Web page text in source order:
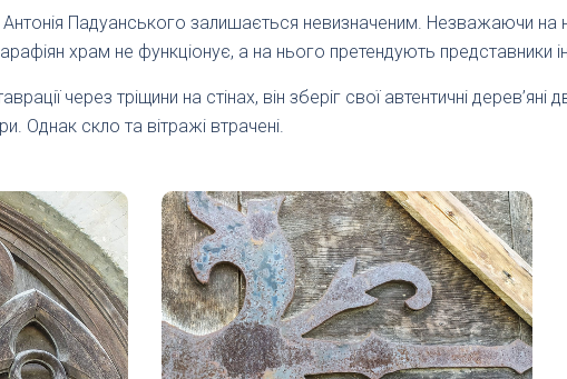
Падуанського залишається невизначеним. Незважаючи на
парафіян храм не функціонує, а на нього претендують представники
через тріщини на стінах, він зберіг свої автентичні дерев’яні
Однак скло та вітражі втрачені.